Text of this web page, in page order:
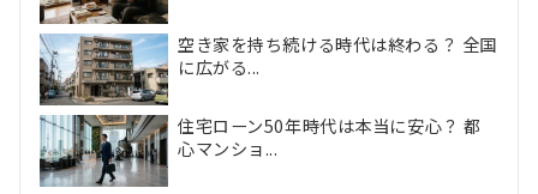
空き家を持ち続ける時代は終わる？ 全国
に広がる...
住宅ローン50年時代は本当に安心？ 都
心マンショ...